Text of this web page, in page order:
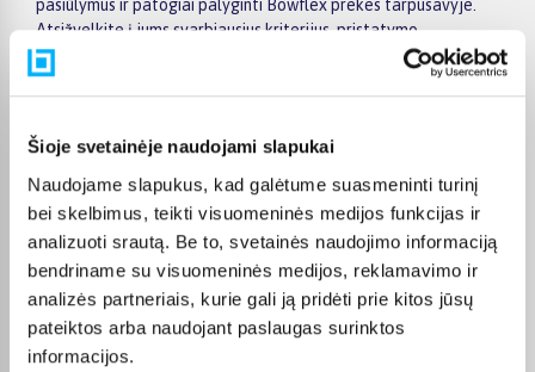
Šioje svetainėje naudojami slapukai
Naudojame slapukus, kad galėtume suasmeninti turinį
bei skelbimus, teikti visuomeninės medijos funkcijas ir
analizuoti srautą. Be to, svetainės naudojimo informaciją
bendriname su visuomeninės medijos, reklamavimo ir
analizės partneriais, kurie gali ją pridėti prie kitos jūsų
pateiktos arba naudojant paslaugas surinktos
informacijos.
pasiūlymus ir patogiai palyginti Bowflex prekes tarpusavyje.
Atsižvelkite į jums svarbiausius kriterijus, pristatymo
informaciją ir prekės aprašymą, kad galėtumėte priimti patogų
ir apgalvotą sprendimą.
tinkamiausią variantą internetu.
Pirkėjų atsiliepimai apie prekes
Vygantas G.